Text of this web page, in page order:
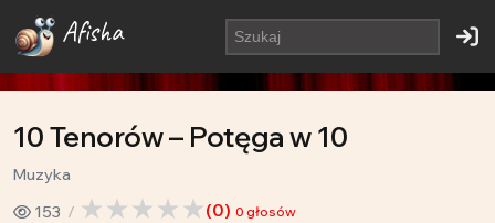
Afisha
10 Tenorów – Potęga w 10
Muzyka
153
(0) 0 głosów